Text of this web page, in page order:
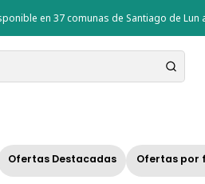
Ofertas Destacadas Ofertas por
en 37 comunas de Santiago de Lun